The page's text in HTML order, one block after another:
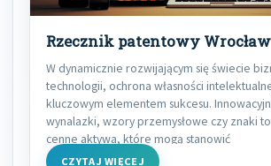
Rzecznik patentowy Wrocław
W dynamicznie rozwijającym się świecie
technologii, ochrona własności
kluczowym elementem sukcesu.
wynalazki, wzory przemysłowe czy znaki
cenne aktywa, które mogą stanowić
CZYTAJ WIĘCEJ